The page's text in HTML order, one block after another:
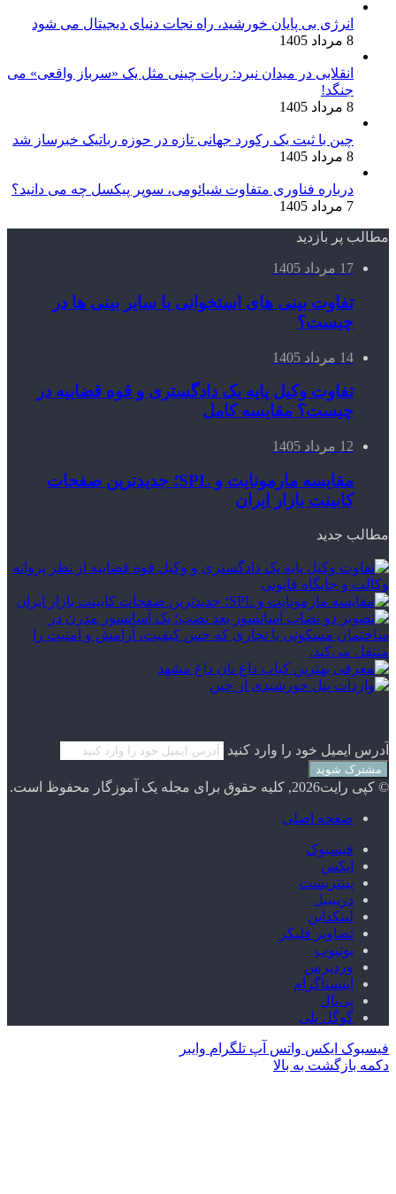
انرژی بی‌ پایان خورشید، راه نجات دنیای دیجیتال می شود
8 مرداد 1405
انقلابی در میدان نبرد: ربات چینی مثل یک «سرباز واقعی» می‌
جنگد!
8 مرداد 1405
چین با ثبت یک رکورد جهانی تازه در حوزه رباتیک خبرساز شد
8 مرداد 1405
درباره فناوری متفاوت شیائومی، سوپر پیکسل چه می دانید؟
7 مرداد 1405
مطالب پر بازدید
17 مرداد 1405
تفاوت بینی های استخوانی با سایر بینی ها در
چیست؟
14 مرداد 1405
تفاوت وکیل پایه یک دادگستری و قوه قضاییه در
چیست؟ مقایسه کامل
12 مرداد 1405
مقایسه مارمونایت و SPL؛ جدیدترین صفحات
کابینت بازار ایران
مطالب جدید
آدرس ایمیل خود را وارد کنید
© کپی رایت2026, کلیه حقوق برای مجله یک آموزگار محفوظ است.
صفحه اصلی
فیسبوک
ایکس
پینتریست
دریبببل
لینکداین
تصاویر فلیکر
یوتیوب
وردپرس
اینستاگرام
پی‌پال
گوگل پلی
فیسبوک ایکس واتس آپ تلگرام وایبر
دکمه بازگشت به بالا